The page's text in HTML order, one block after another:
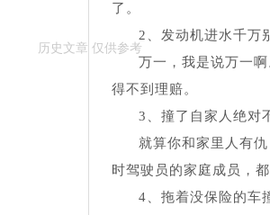
了。
2、发动机进水千万
万一，我是说万一
得不到理赔。
3、撞了自家人绝对
就算你和家里人有
时驾驶员的家庭成员，
4、拖着没保险的车